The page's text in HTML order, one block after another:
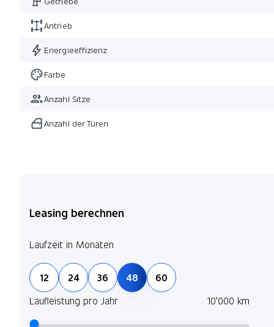
Galvanikapplikation für Bedienelemente
HiFi-Lautsprechersystem
Ambientebeleuchtung
Antrieb
Energieeffizienz
Farbe
Anzahl Sitze
Anzahl der Türen
Leasing berechnen
Laufzeit in Monaten
12 24 36 48
60
Laufleistung pro Jahr
10'000 km